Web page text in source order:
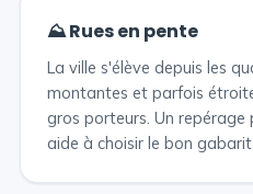
⛰️ Rues en pente
La ville s'élève depuis les
montantes et parfois
gros porteurs. Un repérage
aide à choisir le bon gabarit